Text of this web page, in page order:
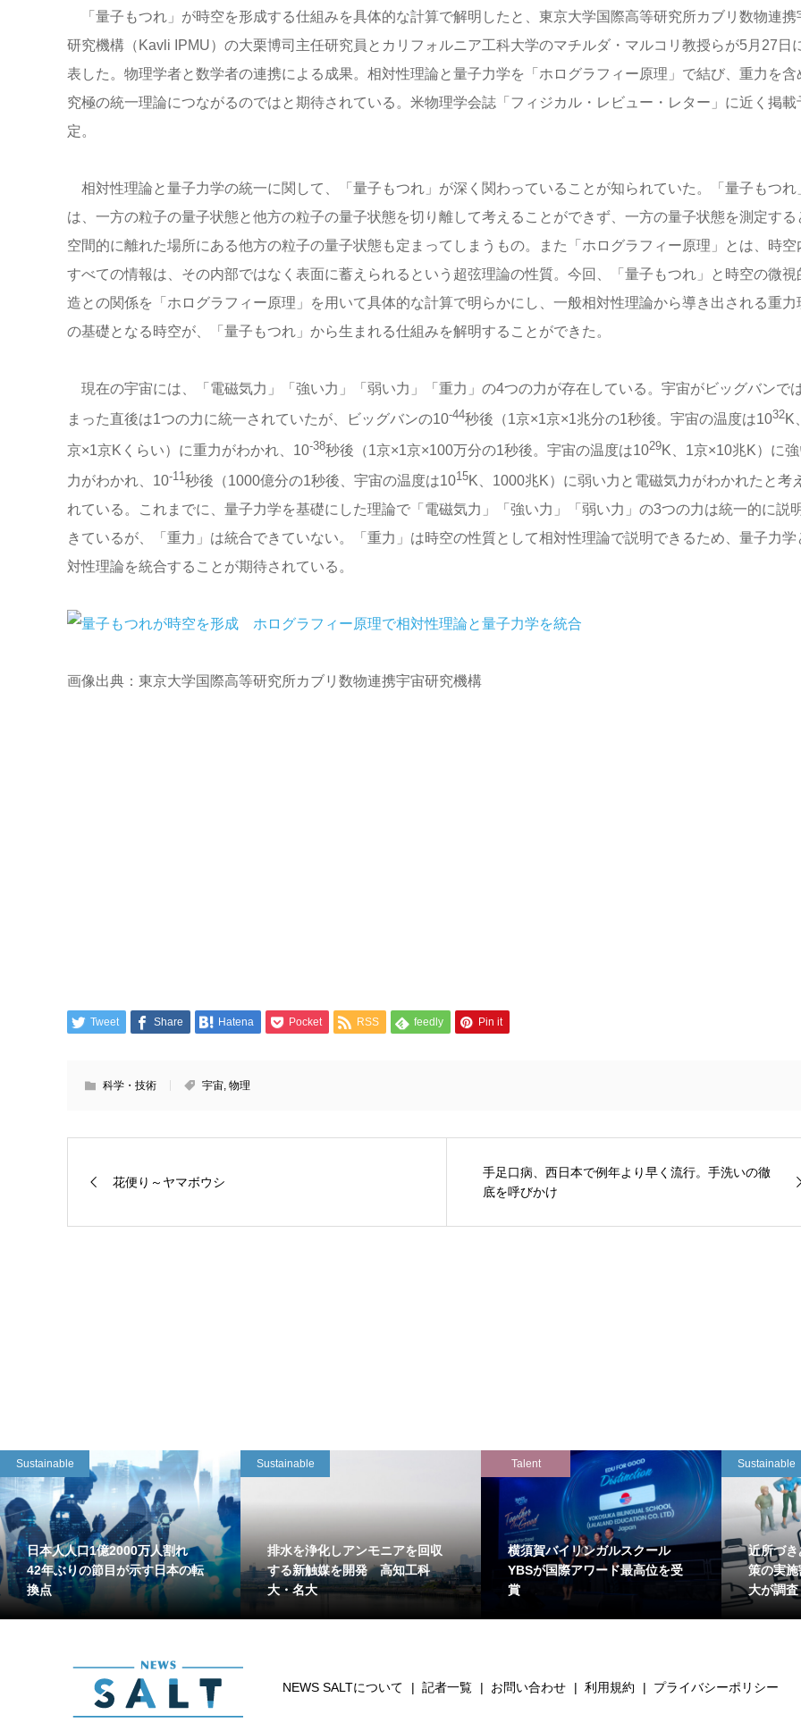
「量子もつれ」が時空を形成する仕組みを具体的な計算で解明したと、東京大学国際高等研究所カブリ数物連携
研究機構（Kavli IPMU）の大栗博司主任研究員とカリフォルニア工科大学のマチルダ・マルコリ教授らが5月27日
表した。物理学者と数学者の連携による成果。相対性理論と量子力学を「ホログラフィー原理」で結び、重力を含
究極の統一理論につながるのではと期待されている。米物理学会誌「フィジカル・レビュー・レター」に近く掲載
定。
相対性理論と量子力学の統一に関して、「量子もつれ」が深く関わっていることが知られていた。「量子もつれ
は、一方の粒子の量子状態と他方の粒子の量子状態を切り離して考えることができず、一方の量子状態を測定する
空間的に離れた場所にある他方の粒子の量子状態も定まってしまうもの。また「ホログラフィー原理」とは、時空
すべての情報は、その内部ではなく表面に蓄えられるという超弦理論の性質。今回、「量子もつれ」と時空の微視
造との関係を「ホログラフィー原理」を用いて具体的な計算で明らかにし、一般相対性理論から導き出される重力
の基礎となる時空が、「量子もつれ」から生まれる仕組みを解明することができた。
現在の宇宙には、「電磁気力」「強い力」「弱い力」「重力」の4つの力が存在している。宇宙がビッグバンで
まった直後は1つの力に統一されていたが、ビッグバンの10-44秒後（1京×1京×1兆分の1秒後。宇宙の温度は1032K
京×1京Kくらい）に重力がわかれ、10-38秒後（1京×1京×100万分の1秒後。宇宙の温度は1029K、1京×10兆K）に
力がわかれ、10-11秒後（1000億分の1秒後、宇宙の温度は1015K、1000兆K）に弱い力と電磁気力がわかれたと考
れている。これまでに、量子力学を基礎にした理論で「電磁気力」「強い力」「弱い力」の3つの力は統一的に説
きているが、「重力」は統合できていない。「重力」は時空の性質として相対性理論で説明できるため、量子力学
対性理論を統合することが期待されている。
画像出典：東京大学国際高等研究所カブリ数物連携宇宙研究機構
Tweet Share Hatena Pocket RSS feedly Pin it
科学・技術 宇宙, 物理
花便り～ヤマボウシ
手足口病、西日本で例年より早く流行。手洗いの徹
底を呼びかけ
Sustainable
日本人人口1億2000万人割れ
42年ぶりの節目が示す日本の転
換点
Sustainable
排水を浄化しアンモニアを回収
する新触媒を開発 高知工科
大・名大
Talent
横須賀バイリンガルスクール
YBSが国際アワード最高位を受
賞
Sustainable
近所づ
策の実
大が調査
NEWS SALTについて 記者一覧 お問い合わせ 利用規約 プライバシーポリシー